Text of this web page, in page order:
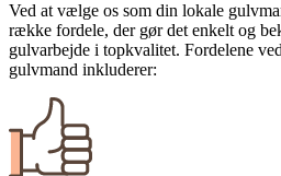
Ved at vælge os som din lokale
række fordele, der gør det enkelt og
gulvarbejde i topkvalitet. Fordelene
gulvmand inkluderer: